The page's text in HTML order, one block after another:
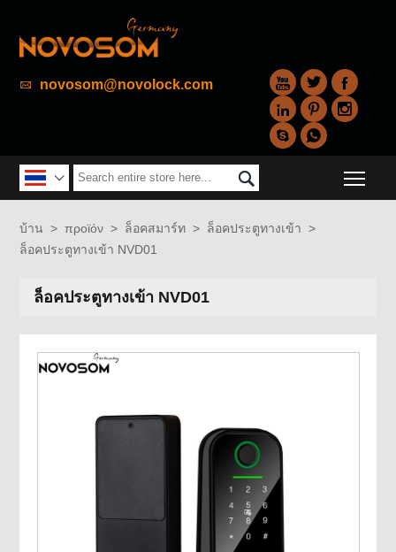
 novosom@novolock.com  






 
บ้าน > προϊόν > ล็อคสมาร์ท > ล็อคประตูทางเข้า >
ล็อคประตูทางเข้า NVD01
ล็อคประตูทางเข้า NVD01